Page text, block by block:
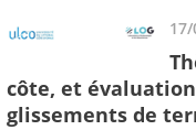
côte, et
glissements de